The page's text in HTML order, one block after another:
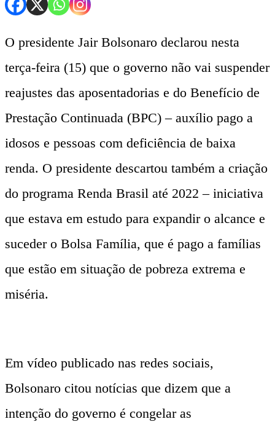
O presidente Jair Bolsonaro declarou nesta
terça-feira (15) que o governo não vai suspender
reajustes das aposentadorias e do Benefício de
Prestação Continuada (BPC) – auxílio pago a
idosos e pessoas com deficiência de baixa
renda. O presidente descartou também a criação
do programa Renda Brasil até 2022 – iniciativa
que estava em estudo para expandir o alcance e
suceder o Bolsa Família, que é pago a famílias
que estão em situação de pobreza extrema e
miséria.
Em vídeo publicado nas redes sociais,
Bolsonaro citou notícias que dizem que a
intenção do governo é congelar as